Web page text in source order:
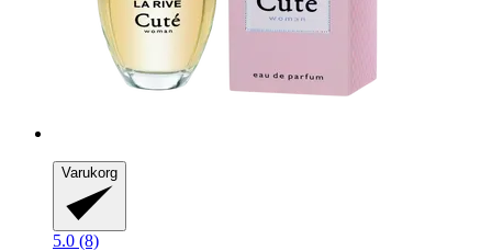
Varukorg
5.0 (8)